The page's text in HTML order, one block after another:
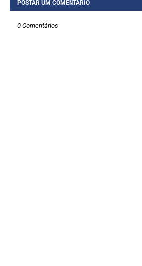
POSTAR UM COMENTÁRIO
0 Comentários